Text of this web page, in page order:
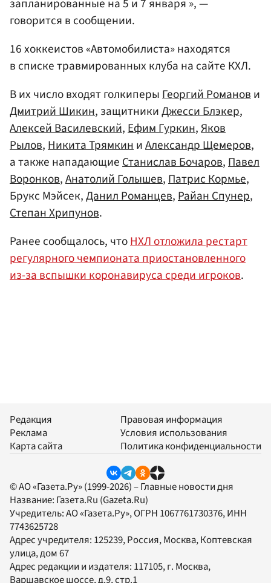
говорится в сообщении.
16 хоккеистов «Автомобилиста» находятся
в списке травмированных клуба на сайте КХЛ.
В их число входят голкиперыГеоргий Романови
Дмитрий Шикин, защитникиДжесси Блэкер,
Алексей Василевский,Ефим Гуркин,Яков
Рылов,Никита ТрямкиниАлександр Щемеров,
а также нападающиеСтанислав Бочаров,Павел
Воронков,Анатолий Голышев,Патрис Кормье,
Брукс Мэйсек,Данил Романцев,Райан Спунер,
Степан Хрипунов.
Ранее сообщалось, чтоНХЛ отложила рестарт
регулярного чемпионата приостановленного
из-за вспышки коронавируса среди игроков.
Редакция
Реклама
Карта сайта
Правовая информация
Условия использования
Политика конфиденциальности
© АО «Газета.Ру» (1999-2026) – Главные новости дня
Название: Газета.Ru (Gazeta.Ru)
Учредитель:АО «Газета.Ру», ОГРН 1067761730376, ИНН
7743625728
Адрес учредителя: 125239, Россия, Москва, Коптевская
улица, дом 67
Адрес редакции и издателя: 117105, г. Москва,
Варшавское шоссе, д.9, стр.1